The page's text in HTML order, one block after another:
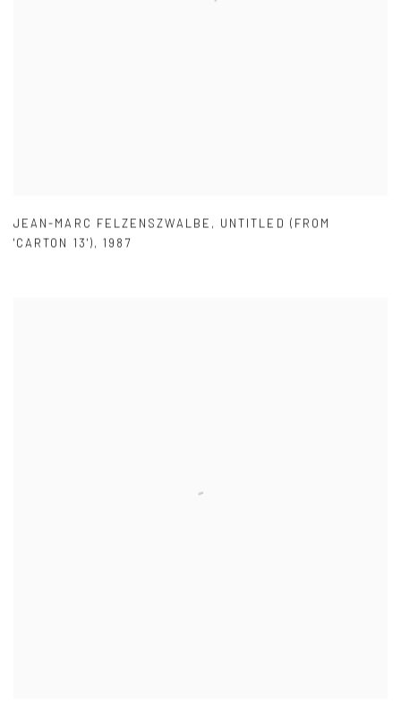
JEAN-MARC FELZENSZWALBE , UNTITLED (FROM
'CARTON 13'),1987